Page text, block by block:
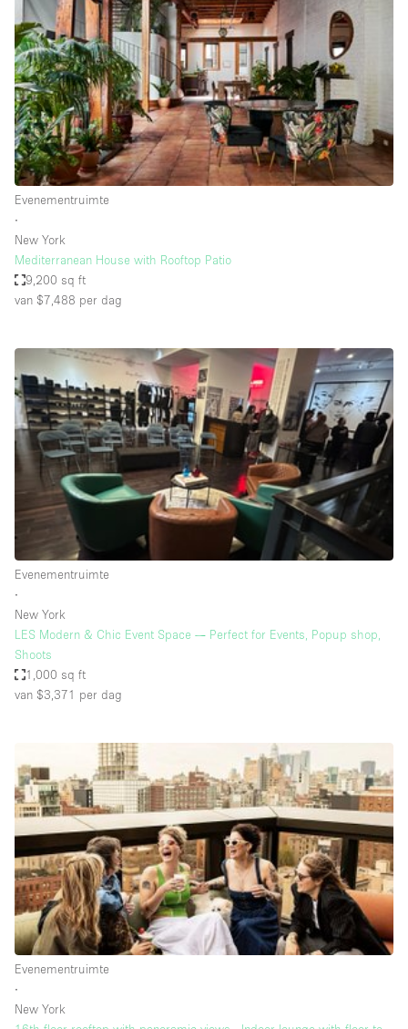
Creatieve ruimte
Dak
Evenementruimte
Foto / Filmstudio
Galerie
Hal
Kantoorruimte
Kraampje / Kiosk / Stalletje
Kraampje / Marktkraam
Markt / Festival
Ontvangsthal
Overige
Restaurant / Bar / Café
Salon
Unieke ruimte
Vergaderruimte
Winkel delen
Airconditioning
Animals Friendly
Audio- en videoapparatuur
Auto display
Badkamer
Bar
Begane grond
Concierge
Evenementruimte
∙
New York
Mediterranean House with Rooftop Patio
9,200 sq ft
van $7,488 per dag
Evenementruimte
∙
New York
LES Modern & Chic Event Space — Perfect for Events, Popup shop,
Shoots
1,000 sq ft
van $3,371 per dag
Evenementruimte
∙
New York